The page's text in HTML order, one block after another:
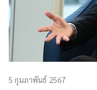
5 กุมภาพันธ์ 2567